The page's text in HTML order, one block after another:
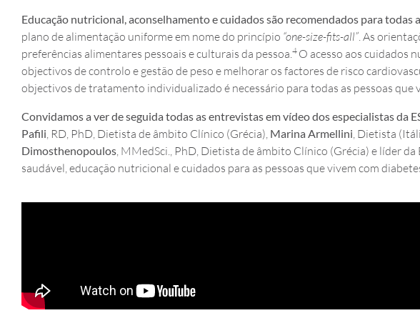
Educação nutricional, aconselhamento e cuidados são recomendados para todas
plano de alimentação uniforme em nome do princípio “one-size-fits-all”. As
preferências alimentares pessoais e culturais da pessoa.4 O acesso aos cuidados
objectivos de controlo e gestão de peso e melhorar os factores de risco
objectivos de tratamento individualizado é necessário para todas as pessoas que
Convidamosa ver de seguida todas as entrevistas em vídeo dos especialistasda
Pafili, RD, PhD, Dietista de âmbito Clínico (Grécia), Marina Armellini, Dietista
Dimosthenopoulos, MMedSci., PhD, Dietista de âmbito Clínico (Grécia) e líder
saudável, educação nutricional e cuidados para as pessoas que vivem com